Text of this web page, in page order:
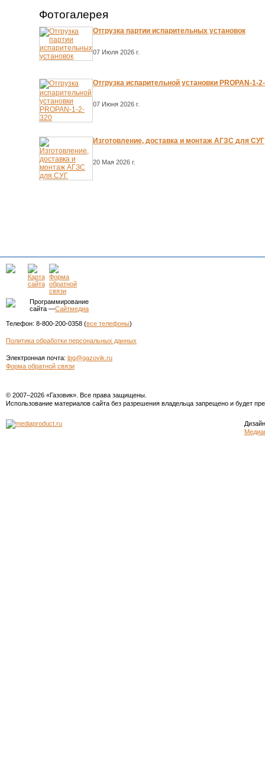
Фотогалерея
Отгрузка партии испарительных установок
07 Июля 2026 г.
Отгрузка испарительной установки PROPAN-1-
07 Июня 2026 г.
Изготовление, доставка и монтаж АГЗС для СУГ
20 Мая 2026 г.
Программирование
сайта —Сайтмедиа
Телефон: 8-800-200-0358 (все телефоны)
Политика обработки персональных данных
Электронная почта: lpg@gazovik.ru
Форма обратной связи
© 2007–2026 «Газовик». Все права защищены.
Использование материалов сайта без разрешения владельца запрещено и будет